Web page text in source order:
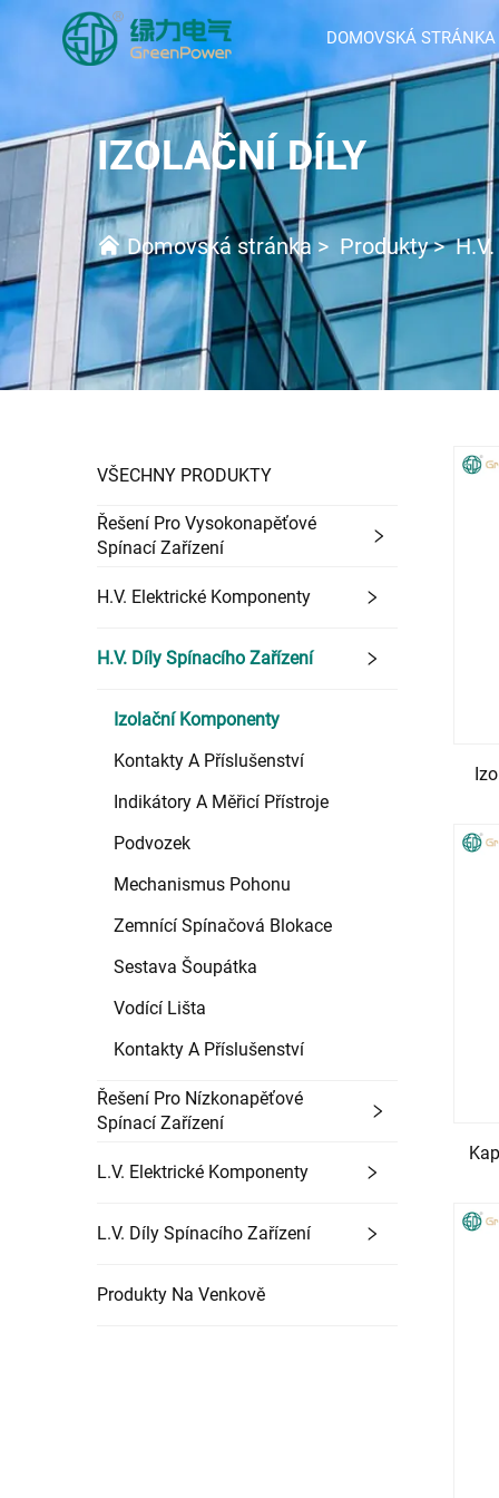
DOMOVSKÁ STRÁNKA
IZOLAČNÍ DÍLY
Domovská stránka > Produkty>
VŠECHNY PRODUKTY
Řešení Pro Vysokonapěťové
Spínací Zařízení
H.V. Elektrické Komponenty
H.V. Díly Spínacího Zařízení
Izolační Komponenty
Kontakty A Příslušenství
Indikátory A Měřicí Přístroje
Podvozek
Mechanismus Pohonu
Zemnící Spínačová Blokace
Sestava Šoupátka
Vodící Lišta
Kontakty A Příslušenství
Řešení Pro Nízkonapěťové
Spínací Zařízení
L.V. Elektrické Komponenty
L.V. Díly Spínacího Zařízení
Produkty Na Venkově